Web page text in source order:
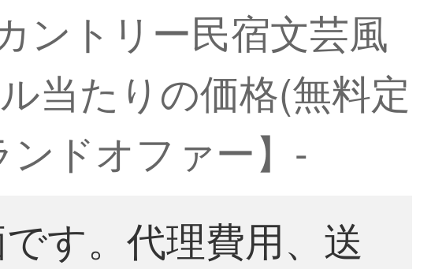
ントリー民宿文芸風
当たりの価格(無料定
ドオファー】-
す。代理費用、送